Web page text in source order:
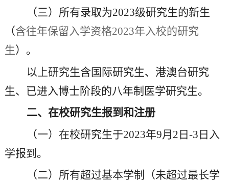
（三）所有录取为2023级研究生的新生
（含往年保留入学资格2023年入校的研究
生）。
以上研究生含国际研究生、港澳台研究
生、已进入博士阶段的八年制医学研究生。
二、在校研究生报到和注册
（一）在校研究生于2023年9月 2日-3 日入
学报到。
（二） 所有超过基本学制（未超过最长学